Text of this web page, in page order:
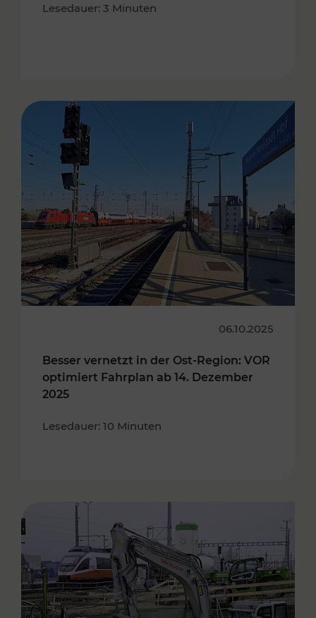
Lesedauer: 3 Minuten
06.10.2025
Besser vernetzt in der Ost-Region: VOR
optimiert Fahrplan ab 14. Dezember
2025
Lesedauer: 10 Minuten